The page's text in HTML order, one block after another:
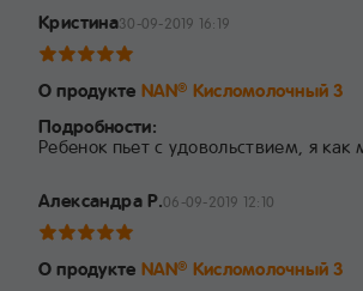
Кристина30-09-2019 16:19
О продукте NAN® Кисломолочный 3
Подробности:
Ребенок пьет с удовольствием, я
Александра Р.06-09-2019 12:10
О продукте NAN® Кисломолочный 3